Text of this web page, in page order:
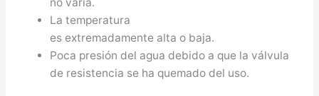
La temperatura
es extremadamente alta o baja.
Poca presión del agua debido a que la válvula
de resistencia se ha quemado del uso.